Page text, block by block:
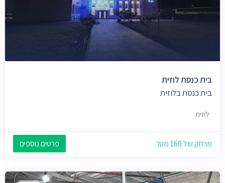
בית כנסת לוזית
בית כנסת בלוזית
לוזית
מרחק של 160 מטר פרטים נוספים